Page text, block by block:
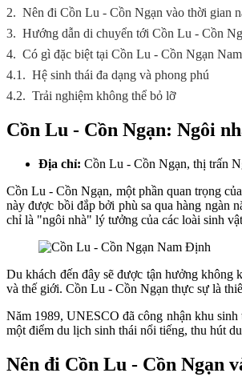
2. Nên đi Cồn Lu - Cồn Ngạn vào thời gian
3. Hướng dẫn di chuyển tới Cồn Lu - Cồn
4. Có gì đặc biệt tại Cồn Lu - Cồn Ngạn
4.1. Hệ sinh thái đa dạng và phong phú
4.2. Trải nghiệm không thể bỏ lỡ
Cồn Lu - Cồn Ngạn: Ngôi
Địa chỉ: Cồn Lu - Cồn Ngạn, thị trấn
Cồn Lu - Cồn Ngạn, một phần quan trọng
này được bồi đắp bởi phù sa qua hàng ngàn
chỉ là "ngôi nhà" lý tưởng của các loài sinh
Du khách đến đây sẽ được tận hưởng
và thế giới. Cồn Lu - Cồn Ngạn thực sự là
Năm 1989, UNESCO đã công nhận khu
một điểm du lịch sinh thái nổi tiếng, thu hút
Nên đi Cồn Lu - Cồn Ngạn